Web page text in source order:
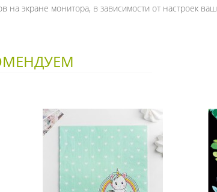
на экране монитора, в зависимости от настроек